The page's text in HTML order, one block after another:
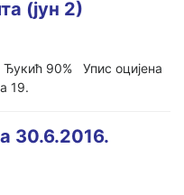
(јун 2)
Ђукић 90% Упис оцијена
19.
30.6.2016.